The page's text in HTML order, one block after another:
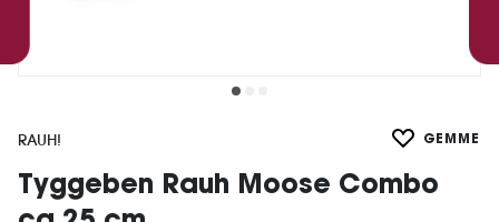
RAUH! GEMME
Tyggeben Rauh Moose Combo